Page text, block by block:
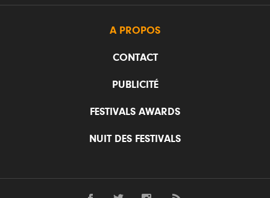
A PROPOS
CONTACT
PUBLICITÉ
FESTIVALS AWARDS
NUIT DES FESTIVALS